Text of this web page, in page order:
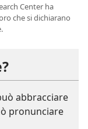
Center ha
che si dichiarano
abbracciare
pronunciare